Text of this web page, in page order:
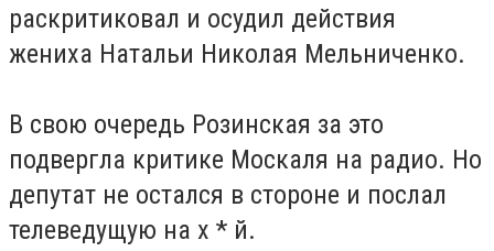
раскритиковал и осудил действия
жениха Натальи Николая Мельниченко.
В свою очередь Розинская за это
подвергла критике Москаля на радио. Но
депутат не остался в стороне и послал
телеведущую на х * й.